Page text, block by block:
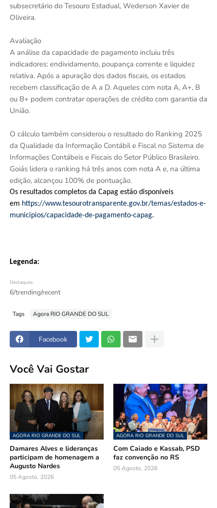
subsecretário do Tesouro Estadual, Wederson Xavier de
Oliveira.
Avaliação
A análise da capacidade de pagamento incluiu três
indicadores: endividamento, poupança corrente e liquidez
relativa. Após a apuração dos dados fiscais, os estados
recebem classificação de A a D. Aqueles com nota A, A+, B
ou B+ podem contratar operações de crédito com garantia da
União.
O cálculo também considerou o resultado do Ranking 2025
da Qualidade da Informação Contábil e Fiscal no Sistema de
Informações Contábeis e Fiscais do Setor Público Brasileiro.
Goiás lidera o ranking há três anos com nota A e, na última
edição, alcançou 100% de pontuação.
Os resultados completos da Capag estão disponíveis
em https://www.tesourotransparente.gov.br/temas/estados-e-
municipios/capacidade-de-pagamento-capag.
Legenda:
Destaques
6/trending/recent
Tags Agora RIO GRANDE DO SUL
Facebook
Você Vai Gostar
AGORA RIO GRANDE DO SUL
Damares Alves e lideranças
participam de homenagem a
Augusto Nardes
05 Agosto, 2026
AGORA RIO GRANDE DO SUL
Com Caiado e Kassab, PSD
faz convenção no RS
05 Agosto, 2026